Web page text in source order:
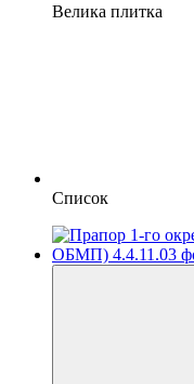
Велика плитка
Список